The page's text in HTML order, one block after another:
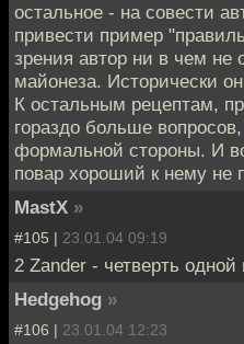
остальное - на совести
привести пример
зрения автор ни в чем
майонеза. Исторически
К остальным рецептам,
гораздо больше
формальной стороны. И
повар хороший к нему не
MastX »
#105 | 23.01.04 09:19
2 Zander - четверть одной
Hedgehog »
#106 | 23.01.04 12:23